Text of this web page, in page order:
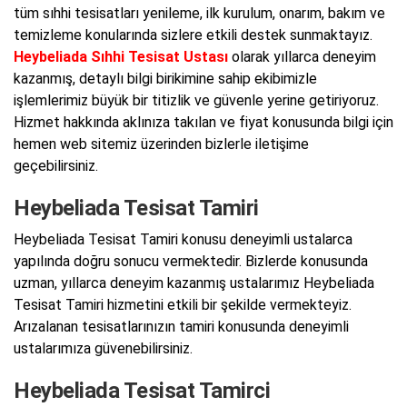
tüm sıhhi tesisatları yenileme, ilk kurulum, onarım, bakım ve
temizleme konularında sizlere etkili destek sunmaktayız.
Heybeliada Sıhhi Tesisat Ustası olarak yıllarca deneyim
kazanmış, detaylı bilgi birikimine sahip ekibimizle
işlemlerimiz büyük bir titizlik ve güvenle yerine getiriyoruz.
Hizmet hakkında aklınıza takılan ve fiyat konusunda bilgi için
hemen web sitemiz üzerinden bizlerle iletişime
geçebilirsiniz.
Heybeliada Tesisat Tamiri
Heybeliada Tesisat Tamiri konusu deneyimli ustalarca
yapılında doğru sonucu vermektedir. Bizlerde konusunda
uzman, yıllarca deneyim kazanmış ustalarımız Heybeliada
Tesisat Tamiri hizmetini etkili bir şekilde vermekteyiz.
Arızalanan tesisatlarınızın tamiri konusunda deneyimli
ustalarımıza güvenebilirsiniz.
Heybeliada Tesisat Tamirci